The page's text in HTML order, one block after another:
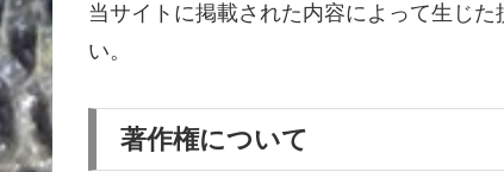
当サイトに掲載された内容によって生じ
い。
著作権について